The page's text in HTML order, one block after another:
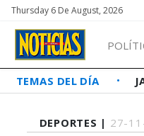
Thursday 6 De August, 2026
TEMAS DEL DÍA
DEPORTES | 27-